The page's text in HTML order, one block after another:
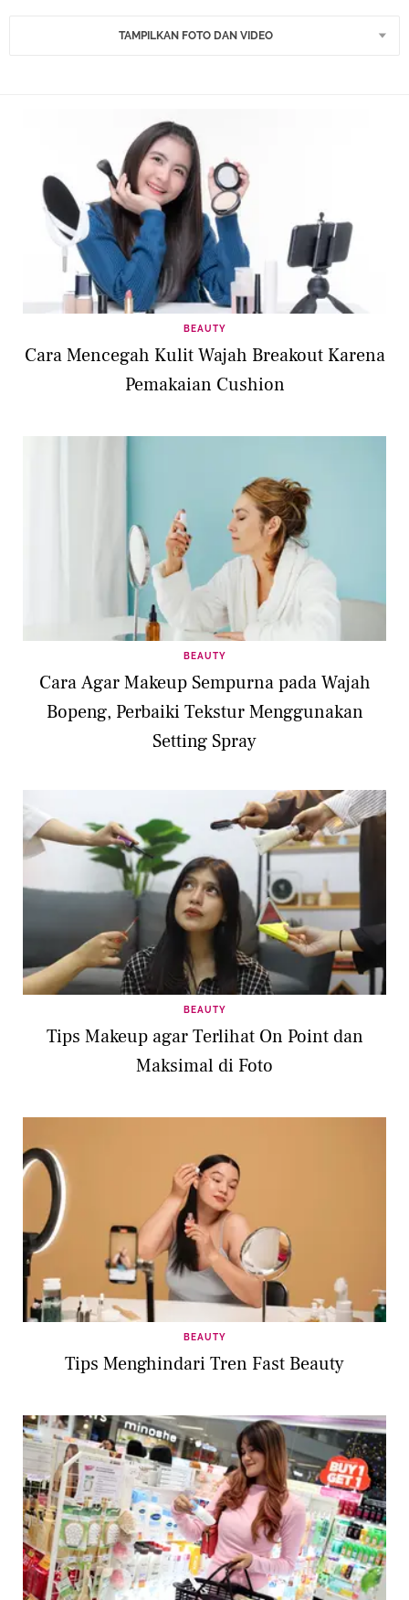
TAMPILKAN FOTO DAN VIDEO
BEAUTY
Cara Mencegah Kulit Wajah Breakout Karena
Pemakaian Cushion
BEAUTY
Cara Agar Makeup Sempurna pada Wajah
Bopeng, Perbaiki Tekstur Menggunakan
Setting Spray
BEAUTY
Tips Makeup agar Terlihat On Point dan
Maksimal di Foto
BEAUTY
Tips Menghindari Tren Fast Beauty